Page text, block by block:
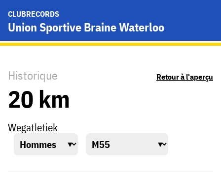
CLUBRECORDS
Union Sportive Braine Waterloo
Historique Retour à l'aperçu
20 km
Wegatletiek